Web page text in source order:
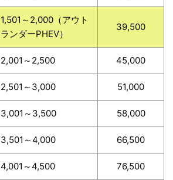
1,501～2,000（アウト
ランダーPHEV）
39,500
2,001～2,500 45,000
2,501～3,000 51,000
3,001～3,500 58,000
3,501～4,000 66,500
4,001～4,500 76,500